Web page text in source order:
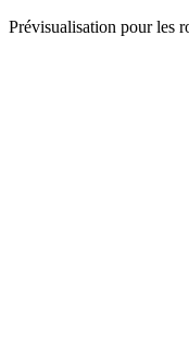
Prévisualisation pour les